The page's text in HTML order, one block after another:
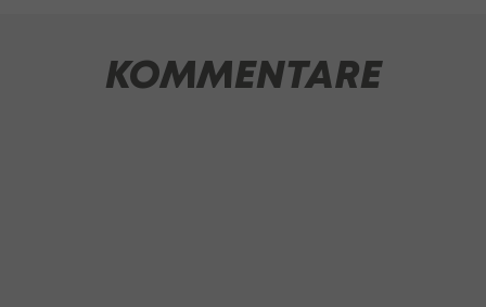
KOMMENTARE